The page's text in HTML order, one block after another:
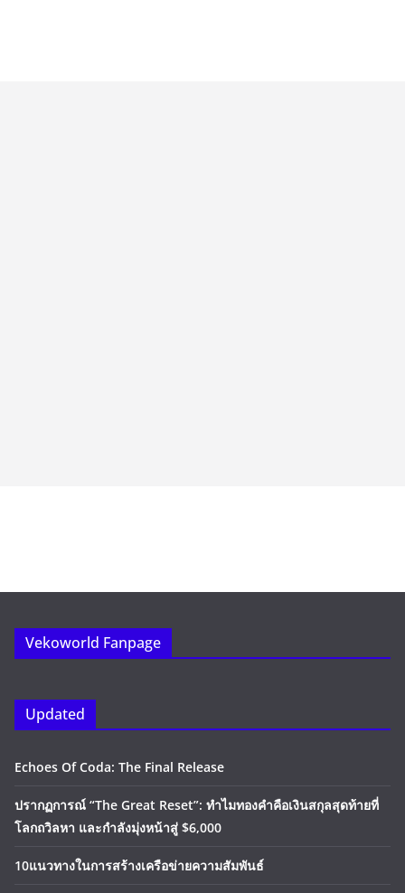
Vekoworld Fanpage
Updated
Echoes Of Coda: The Final Release
ปรากฏการณ์ “The Great Reset”: ทำไมทองคำคือเงินสกุลสุดท้ายที่
โลกถวิลหา และกำลังมุ่งหน้าสู่ $6,000
10แนวทางในการสร้างเครือข่ายความสัมพันธ์